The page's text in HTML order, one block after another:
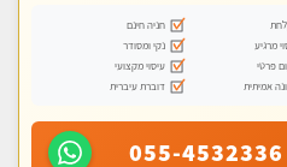
חניה חינם
מרגיע
נקי ומסודר
פרטי
עיסוי מקצועי
אמיתית
דוברת עיברית
055-4532336